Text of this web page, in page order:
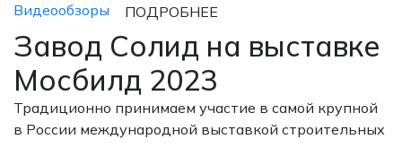
Видеообзоры ПОДРОБНЕЕ
Завод Солид на выставке
Мосбилд 2023
Традиционно принимаем участие в самой крупной
в России международной выставкой строительных